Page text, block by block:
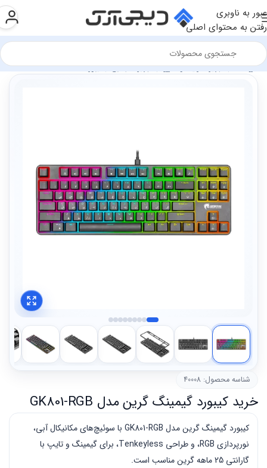
عبور به ناوبری
رفتن به محتوای اصلی
فروشگاه تجهیزات رایانه و اداری تجهیزات جانبی کیبورد ها
شناسه محصول: 40008
خرید کیبورد گیمینگ گرین مدل GK801-RGB
کیبورد گیمینگ گرین مدل GK801-RGB با سوئیچ‌های مکانیکال آبی،
نورپردازی RGB، و طراحی Tenkeyless، برای گیمینگ و تایپ با
گارانتی 25 ماهه گرین مناسب است.